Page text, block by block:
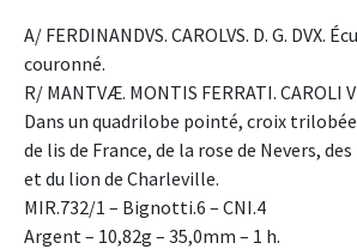
A/ FERDINANDVS. CAROLVS. D. G. DVX.
couronné.
R/ MANTVÆ. MONTIS FERRATI. CAROLI
Dans un quadrilobe pointé, croix
de lis de France, de la rose de Nevers,
et du lion de Charleville.
MIR.732/1 – Bignotti.6 – CNI.4
Argent – 10,82g – 35,0mm – 1 h.